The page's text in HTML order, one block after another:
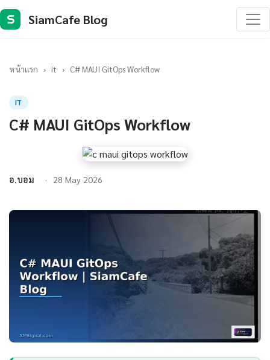
S SiamCafe Blog
หน้าแรก › it › C# MAUI GitOps Workflow
IT
C# MAUI GitOps Workflow
อ.บอม 28 May 2026